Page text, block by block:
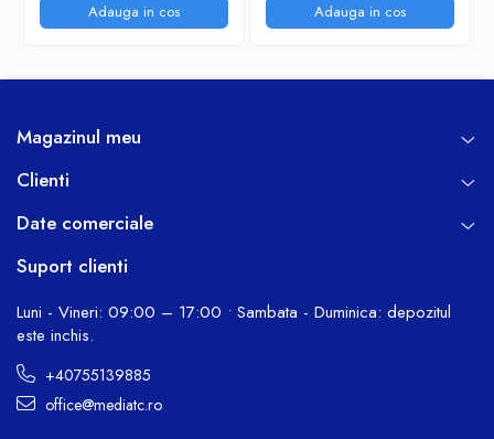
Adauga in cos Adauga in cos
Magazinul meu
Clienti
Date comerciale
Suport clienti
Luni - Vineri: 09:00 – 17:00 • Sambata - Duminica: depozitul
este inchis.
+40755139885
office@mediatc.ro